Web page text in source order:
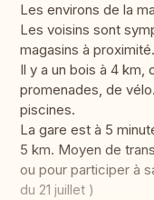
Les environs de la
Les voisins sont
magasins à
Il y a un bois à 4 km,
promenades, de
piscines.
La gare est à 5
5 km. Moyen de
ou pour participer à
du 21 juillet )